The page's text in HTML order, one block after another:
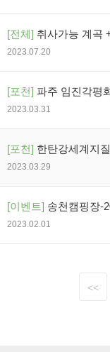
[전체] 취사가능 계곡
2023.07.20
[포천] 파주 임진각평
2023.03.31
[포천] 한탄강세계지
2023.03.29
[이벤트] 송천캠핑장-
2023.02.01
<<